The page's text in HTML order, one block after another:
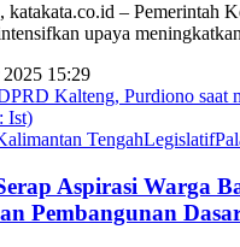
– Pemerintah
upaya meningkatkan
15:29
TengahLegislatif
Aspirasi Warga
Pembangunan